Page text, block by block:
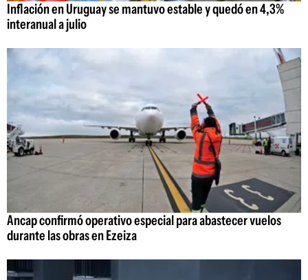
Inflación en Uruguay se mantuvo estable y quedó en 4,3%
interanual a julio
Ancap confirmó operativo especial para abastecer vuelos
durante las obras en Ezeiza